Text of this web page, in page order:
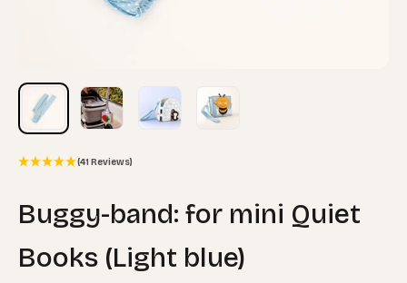
(41 Reviews)
Buggy-band: for mini Quiet
Books (Light blue)